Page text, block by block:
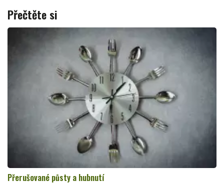
Přečtěte si
Přerušované půsty a hubnutí